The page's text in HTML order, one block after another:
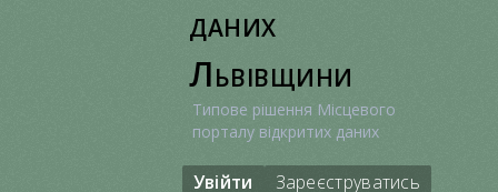
даних
Львівщини
Типове рішення Місцевого
порталу відкритих даних
Увійти Зареєструватись